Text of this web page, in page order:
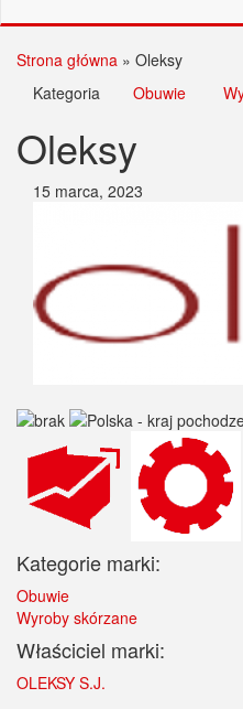
Strona główna » Oleksy
Kategoria
Obuwie
Oleksy
15 marca, 2023
Kategorie marki:
Obuwie
Wyroby skórzane
Właściciel marki:
OLEKSY S.J.